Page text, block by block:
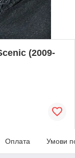
(2009-
Оплата Умови